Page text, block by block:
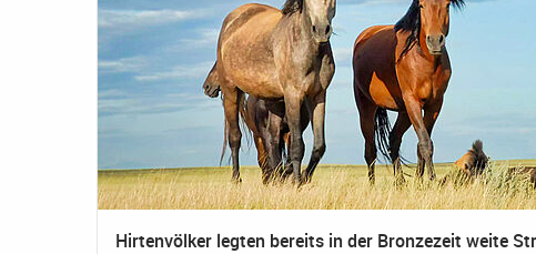
Hirtenvölker legten bereits in der Bronzezeit weite